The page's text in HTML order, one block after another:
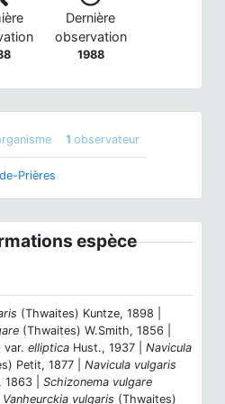
Dernière
observation
1988
1 observateur
Prières
espèce
(Thwaites) Kuntze, 1898 |
(Thwaites) W.Smith, 1856 |
var. elliptica Hust., 1937 | Navicula
Petit, 1877 | Navicula vulgaris
1863 | Schizonema vulgare
Vanheurckia vulgaris (Thwaites)